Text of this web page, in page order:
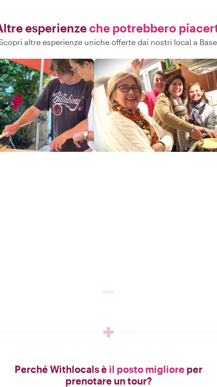
esperienzeche potrebbero
altre esperienze uniche offerte dai nostri local a
Perché Withlocals è il posto migliore per
prenotare un tour?